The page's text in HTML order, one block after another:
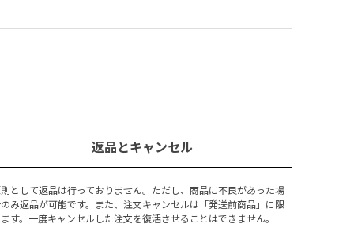
返品とキャンセル
として返品は行っておりません。ただし、商品に不良があった場
み返品が可能です。また、注文キャンセルは「発送前商品」に限
す。一度キャンセルした注文を復活させることはできません。